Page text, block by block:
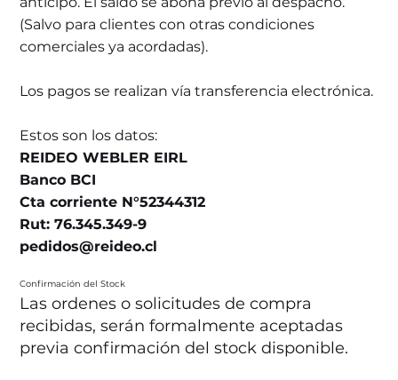
(Salvo para clientes con otras condiciones
comerciales ya acordadas).
Los pagos se realizan vía transferencia electrónica.
Estos son los datos:
REIDEO WEBLER EIRL
Banco BCI
Cta corriente N°52344312
Rut: 76.345.349-9
pedidos@reideo.cl
Confirmación del Stock
Las ordenes o solicitudes de compra
recibidas, serán formalmente aceptadas
previa confirmación del stock disponible.